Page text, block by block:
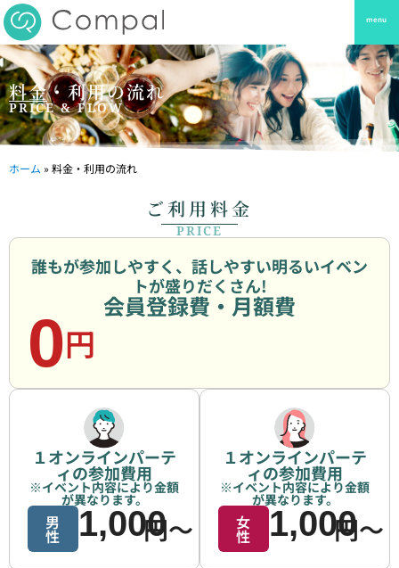
menu
料金・利用の流れ
PRICE & FLOW
ホーム »料金・利用の流れ
ご利用料金
PRICE
誰もが参加しやすく、話しやすい明るいイベン
トが盛りだくさん!
会員登録費・月額費
0円
１オンラインパーテ
ィの参加費用
※イベント内容により金額
が異なります。
男
性 1,000円〜
１オンラインパーテ
ィの参加費用
※イベント内容により金額
が異なります。
女
性 1,000円〜